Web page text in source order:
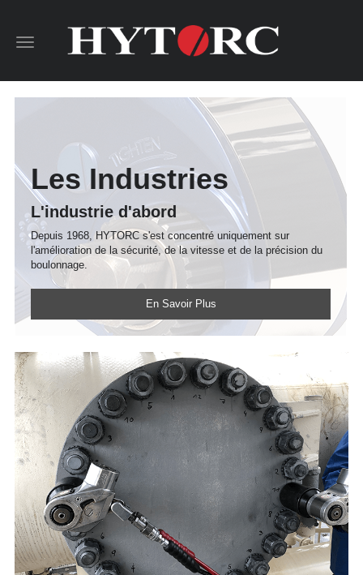
Toggle
Les Industries
L'industrie d'abord
Depuis 1968, HYTORC s'est concentré uniquement sur
l'amélioration de la sécurité, de la vitesse et de la précision du
boulonnage.
En Savoir Plus